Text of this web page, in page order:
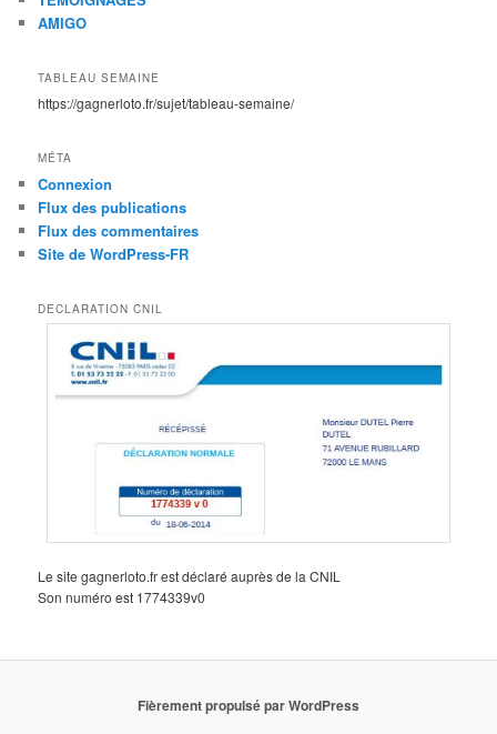
AMIGO
TABLEAU SEMAINE
https://gagnerloto.fr/sujet/tableau-semaine/
MÉTA
Connexion
Flux des publications
Flux des commentaires
Site de WordPress-FR
DECLARATION CNIL
Le site gagnerloto.fr est déclaré auprès de la CNIL
Son numéro est 1774339v0
Fièrement propulsé par WordPress